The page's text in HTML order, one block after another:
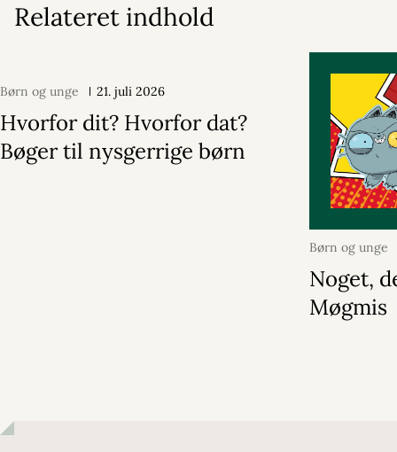
Relateret indhold
Børn og unge 21. juli 2026
Hvorfor dit? Hvorfor dat?
Bøger til nysgerrige børn
Børn og unge
Noget,
Møgmis